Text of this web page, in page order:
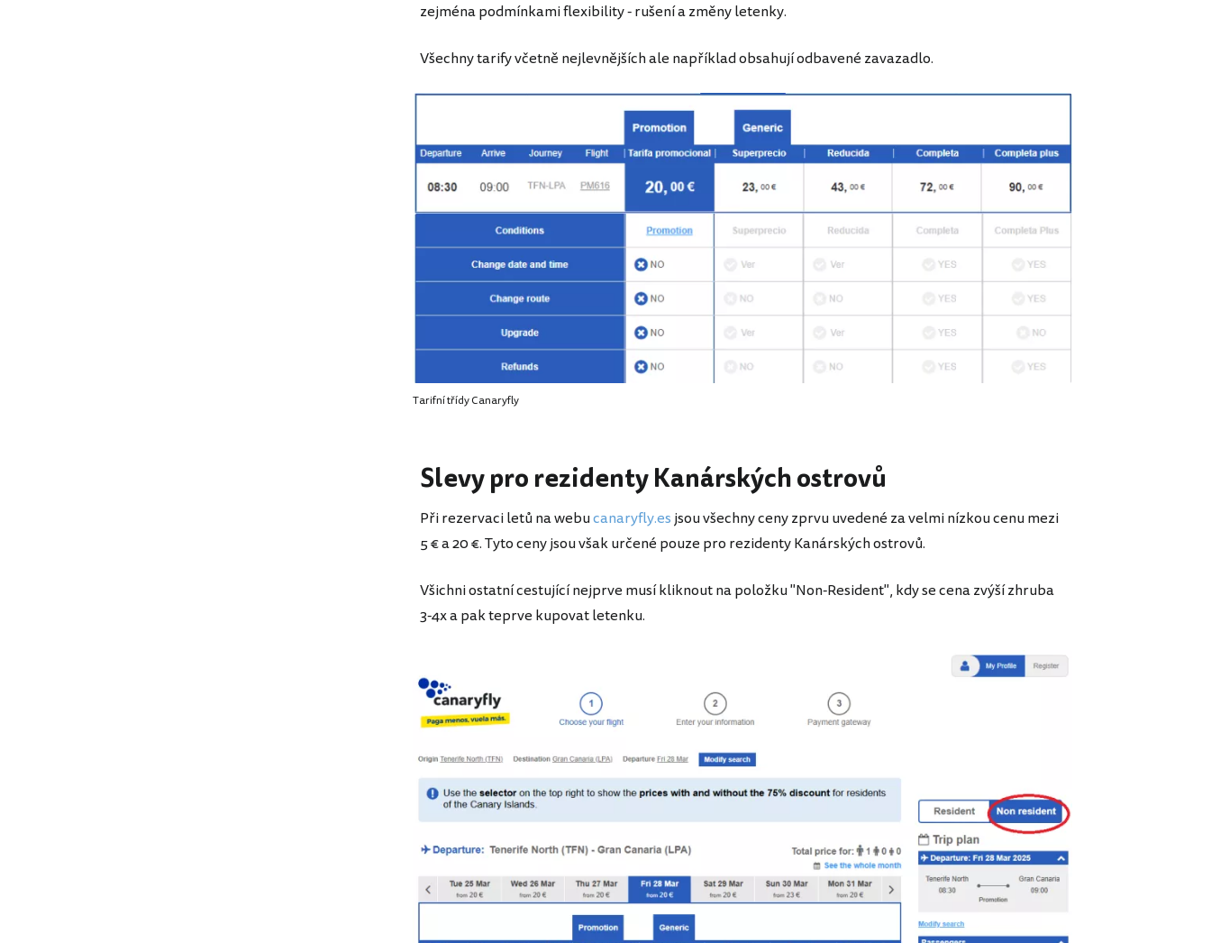
zejména podmínkami flexibility - rušení a změny letenky.
Všechny tarify včetně nejlevnějších ale například obsahují odbavené zavazadlo.
Tarifní třídy Canaryfly
Slevy pro rezidenty Kanárských ostrovů
Při rezervaci letů na webucanaryfly.esjsou všechny ceny zprvu uvedené za velmi nízkou cenu mezi
5 € a 20 €. Tyto ceny jsou však určené pouze pro rezidenty Kanárských ostrovů.
Všichni ostatní cestující nejprve musí kliknout na položku "Non-Resident", kdy se cena zvýší zhruba
3-4x a pak teprve kupovat letenku.